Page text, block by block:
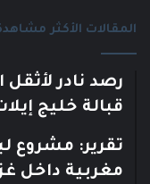
المقالات الأكثر
رصد نادر
قبالة خليج
تقرير: مشروع
مغربية داخل